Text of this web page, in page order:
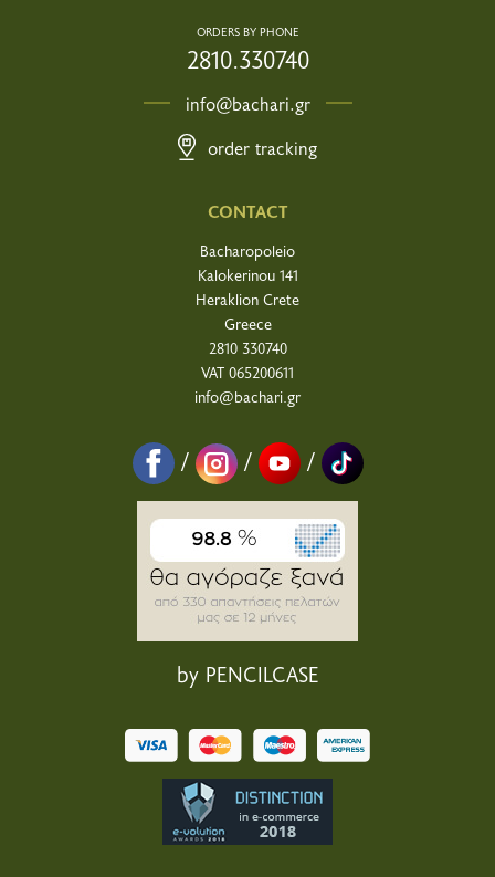
CONTACT
Bacharopoleio
Kalokerinou 141
Heraklion Crete
Greece
2810 330740
VAT 065200611
info@bachari.gr
/ / /
by PENCILCASE
ORDERS BY PHONE
2810.330740
info@bachari.gr
order tracking